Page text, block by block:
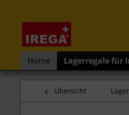
Home Lagerregale für
Übersicht